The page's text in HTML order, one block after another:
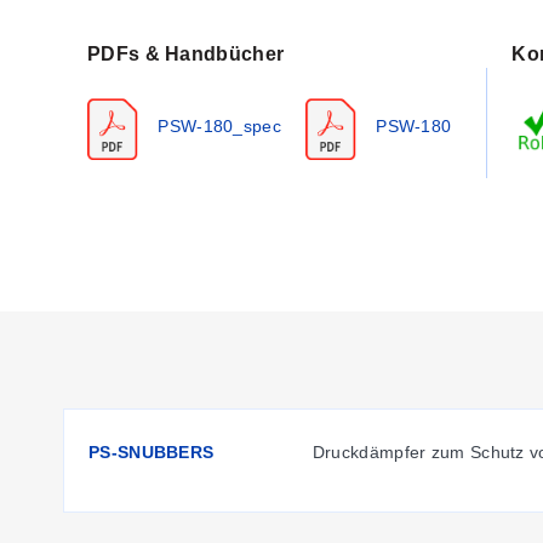
Betrieb:0 bis 70°C (32 bis 158°F)
Vibration:
MIL STD 810C, 2,5 g bei 5-500 cps
Stoß: 15 g, 10 ms Dauer
Arbeitsdruck:
0-150 psid bei bis zu 70°C (158°F)
PDFs & Handbücher
PSW-180_spec PSW-180
PS-SNUBBERS Druckdämpfer zum Schutz